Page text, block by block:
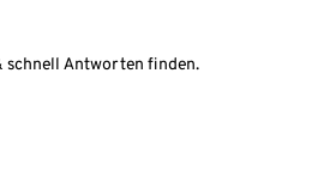
schnell Antworten finden.